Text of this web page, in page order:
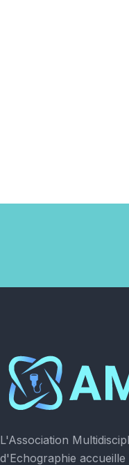
L'Association
d'Echographie accueille